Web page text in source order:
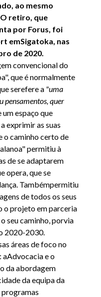
ao mesmo
retiro, que
por Forus, foi
emSigatoka, nas
de 2020.
convencional do
que é normalmente
serefere a"uma
pensamentos, quer
um espaço que
exprimir as suas
o caminho certode
permitiu à
de se adaptarem
opera, que se
Tambémpermitiu
de todos os seus
o projeto em parceria
seu caminho, porvia
2020-2030.
áreas de foco no
e o
da abordagem
da equipa da